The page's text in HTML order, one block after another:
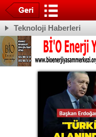
Teknoloji Haberleri